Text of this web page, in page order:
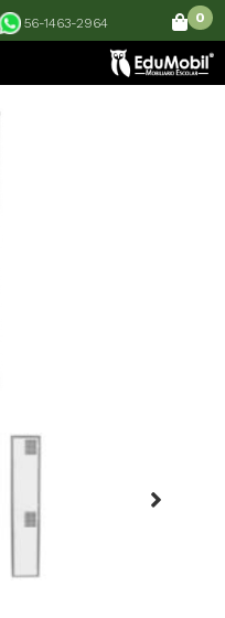
56-1463-2964 0